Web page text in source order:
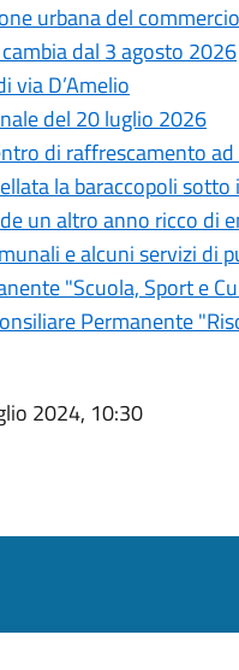
urbana del
dal 3 agosto 2026
via D’Amelio
del 20 luglio 2026
di raffrescamento ad
la baraccopoli
un altro anno ricco di
e alcuni servizi di
"Scuola, Sport e
Permanente
2024, 10:30